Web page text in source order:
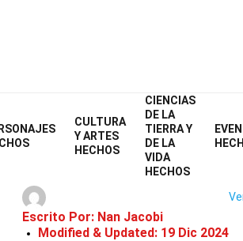
CULTURA
Y ARTES
HECHOS
CIENCIAS
DE LA
TIERRA Y
DE LA
VIDA
HECHOS
Cultura y Artes
31 Hechos
Escrito Por: Nan Jacobi
Modified & Updated: 19 Dic 2024